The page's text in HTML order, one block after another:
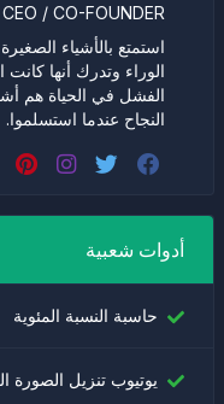
CEO / CO-FOUNDER
استمتع بالأشياء
الوراء وتدرك أنها كانت
الفشل في الحياة هم
النجاح عندما استسلموا.
أدوات شعبية
حاسبة النسبة المئوية
يوتيوب تنزيل الصورة